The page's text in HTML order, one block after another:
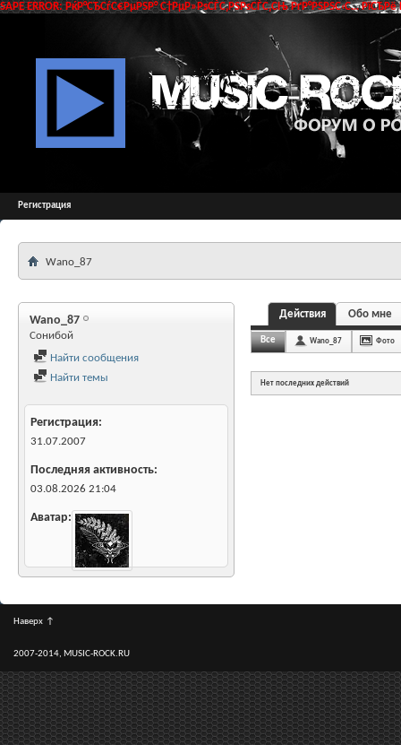
SAPE ERROR: РќР°СЂСѓС€РµРЅР° С†РµР»РѕСЃС‚РЅРѕСЃС‚СЊ РґР°РЅРЅС‹С…
Регистрация
Wano_87
Wano_87
Сонибой
Найти сообщения
Найти темы
Регистрация
31.07.2007
Последняя активность
03.08.2026 21:04
Аватар
Действия Обо мне
Все Wano_87 Фото
Нет последних действий
Наверх ↑
2007-2014, MUSIC-ROCK.RU